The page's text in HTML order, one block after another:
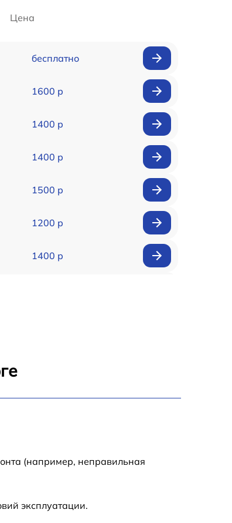
Цена
бесплатно
1600 р
1400 р
1400 р
1500 р
1200 р
1400 р
(например, неправильная
эксплуатации.